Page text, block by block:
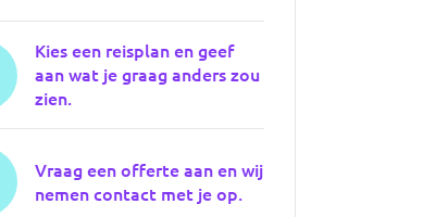
Kies een reisplan en geef
aan wat je graag anders zou
zien.
Vraag een offerte aan en wij
nemen contact met je op.